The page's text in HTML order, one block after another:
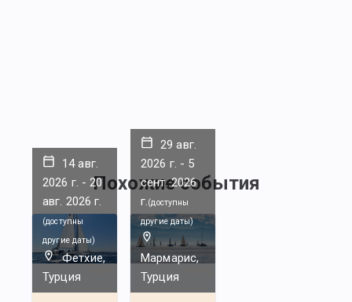
Похожие события
14 авг.
2026 г. - 20
авг. 2026 г.
(доступны
другие даты)
Фетхие,
Турция
29 авг.
2026 г. - 5
сент. 2026
г.(доступны
другие даты)
Мармарис,
Турция